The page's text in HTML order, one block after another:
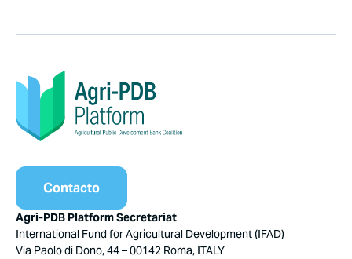
Contacto
Agri-PDB Platform Secretariat
International Fund for Agricultural Development (IFAD)
Via Paolo di Dono, 44 – 00142 Roma, ITALY